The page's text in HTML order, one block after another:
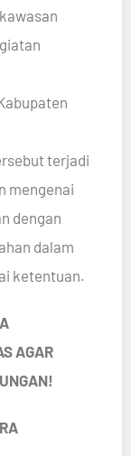
terjadi
mengenai
dengan
dalam
ketentuan.
AGAR